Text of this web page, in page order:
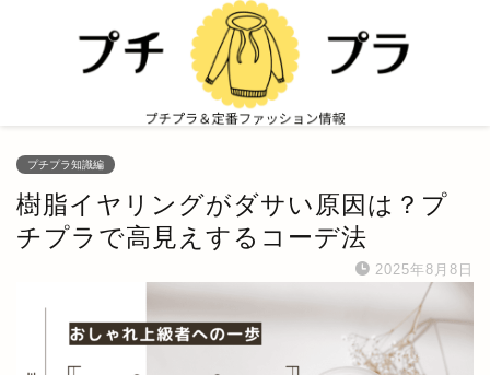
プチプラ知識編
樹脂イヤリングがダサい原因は？プ
チプラで高見えするコーデ法
2025年8月8日